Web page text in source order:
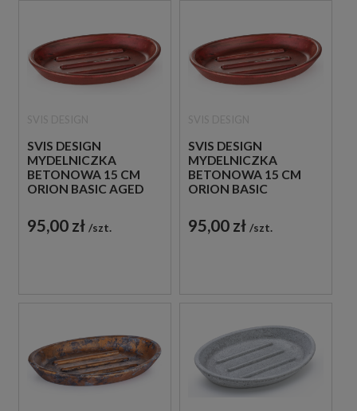
SVIS DESIGN
MYDELNICZKA
BETONOWA 15 CM
ORION BASIC AGED
MIEDZIANA
95,00 zł szt.
SVIS DESIGN
MYDELNICZKA
BETONOWA 15 CM
ORION BASIC
CZARNO - MIEDZIANA
95,00 zł szt.